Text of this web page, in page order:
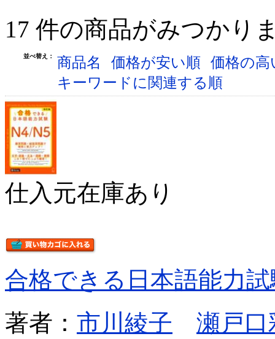
17 件の商品がみつかり
並べ替え： 商品名 価格が安い順 価格の
キーワードに関連する順
仕入元在庫あり
合格できる日本語能力
著者： 市川綾子
瀬戸口